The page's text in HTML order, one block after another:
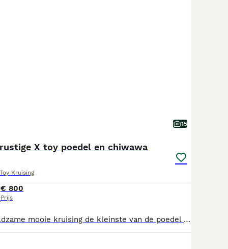
15
X toy poedel en chiwawa
Kruising
€ 800
Prijs
Lieve Chipoo Zeldzame mooie kruising de kleinste van de poedel tot mini en de chiwawa We zijn gechipt ontwormt en gevaccineerd Mogen per direct t nestje verlaten Opgegroeid met mama in huis met kinderen We zijn sociaal en aanhankelijk We hebben nog 3 puppy’s 1 teefje en 2 reutjes super lief en knap vonden wijzelf